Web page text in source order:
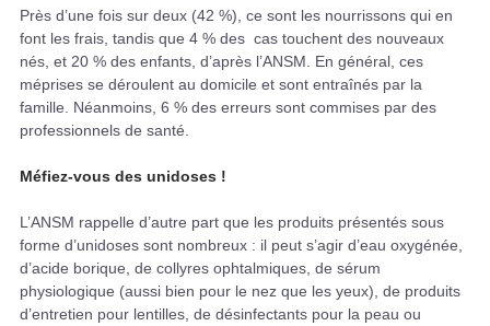
Près d’une fois sur deux (42 %), ce sont les nourrissons qui en
font les frais, tandis que 4 % des cas touchent des nouveaux
nés, et 20 % des enfants, d’après l’ANSM. En général, ces
méprises se déroulent au domicile et sont entraînés par la
famille. Néanmoins, 6 % des erreurs sont commises par des
professionnels de santé.
Méfiez-vous des unidoses !
L’ANSM rappelle d’autre part que les produits présentés sous
forme d’unidoses sont nombreux : il peut s’agir d’eau oxygénée,
d’acide borique, de collyres ophtalmiques, de sérum
physiologique (aussi bien pour le nez que les yeux), de produits
d’entretien pour lentilles, de désinfectants pour la peau ou